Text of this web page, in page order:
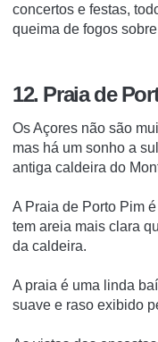
concertos e festas,
queima de fogos
12. Praia de
Os Açores não são
mas há um sonho a
antiga caldeira do
A Praia de Porto Pim
tem areia mais clara
da caldeira.
A praia é uma linda
suave e raso exibido